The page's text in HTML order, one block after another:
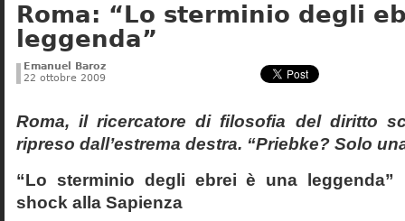
Non dimenticare Storia di Israele
Roma: “Lo sterminio degli
leggenda”
Emanuel Baroz
22 ottobre 2009
Roma, il ricercatore di filosofia del diritto
ripreso dall’estrema destra. “Priebke? Solo
“Lo sterminio degli ebrei è una leggenda”
shock alla Sapienza